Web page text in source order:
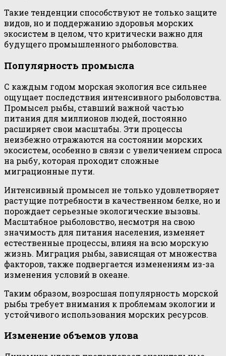
Такие тенденции способствуют не только защите
видов, но и поддержанию здоровья морских
экосистем в целом, что критически важно для
будущего промышленного рыболовства.
Популярность промысла
С каждым годом морская экология все сильнее
ощущает последствия интенсивного рыболовства.
Промысел рыбы, ставший важной частью
питания для миллионов людей, постоянно
расширяет свои масштабы. Эти процессы
неизбежно отражаются на состоянии морских
экосистем, особенно в связи с увеличением спроса
на рыбу, которая проходит сложные
миграционные пути.
Интенсивный промысел не только удовлетворяет
растущие потребности в качественном белке, но и
порождает серьезные экологические вызовы.
Масштабное рыболовство, несмотря на свою
значимость для питания населения, изменяет
естественные процессы, влияя на всю морскую
жизнь. Миграция рыбы, зависящая от множества
факторов, также подвергается изменениям из-за
изменения условий в океане.
Таким образом, возросшая популярность морской
рыбы требует внимания к проблемам экологии и
устойчивого использования морских ресурсов.
Изменение объемов улова